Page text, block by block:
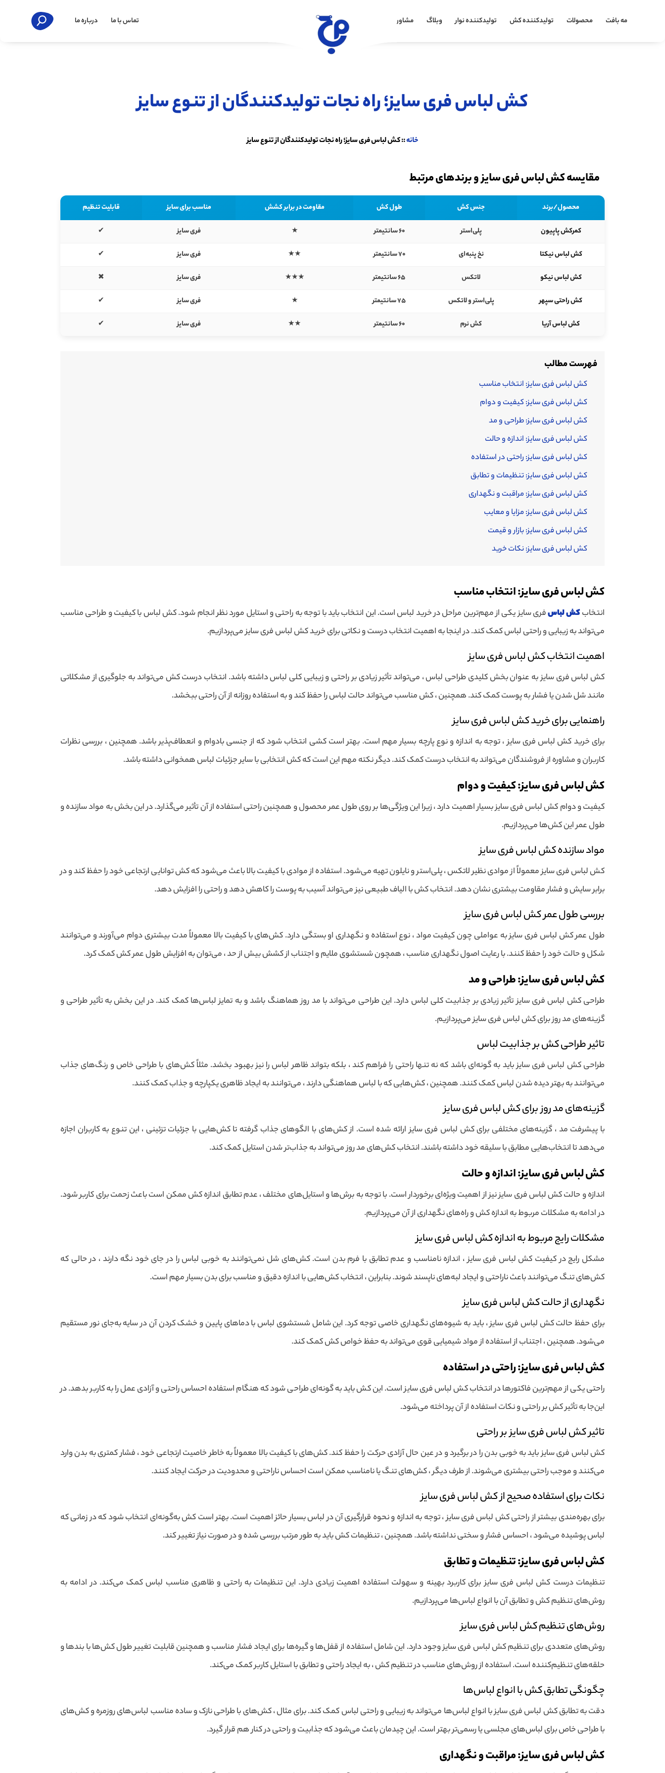
مه بافت محصولات تولیدکننده کش تولیدکننده نوار وبلاگ مشاوره خرید تماس با ما درباره ما
کش لباس فری سایز؛ راه نجات تولیدکنندگان از تنوع سایز
خانه::کش لباس فری سایز؛ راه نجات تولیدکنندگان از تنوع سایز
مقایسه کش لباس فری سایز و برندهای مرتبط
محصول/برند جنس کش طول کش مقاومت در برابر کشش مناسب برای سایز قابلیت تنظیم
کمرکش پاپیون پلی‌استر 60 سانتیمتر ★ فری سایز ✔
کش لباس نیکتا نخ پنبه‌ای 70 سانتیمتر ★★ فری سایز ✔
کش لباس نیکو لاتکس 65 سانتیمتر ★★★ فری سایز ✖
کش راحتی سپهر پلی‌استر و لاتکس 75 سانتیمتر ★ فری سایز ✔
کش لباس آریا کش نرم 60 سانتیمتر ★★ فری سایز ✔
فهرست مطالب
کش لباس فری سایز: انتخاب مناسب
کش لباس فری سایز: کیفیت و دوام
کش لباس فری سایز: طراحی و مد
کش لباس فری سایز: اندازه و حالت
کش لباس فری سایز: راحتی در استفاده
کش لباس فری سایز: تنظیمات و تطابق
کش لباس فری سایز: مراقبت و نگهداری
کش لباس فری سایز: مزایا و معایب
کش لباس فری سایز: بازار و قیمت
کش لباس فری سایز: نکات خرید
کش لباس فری سایز: انتخاب مناسب
انتخابکش لباسفری سایز یکی از مهم‌ترین مراحل در خرید لباس است. این انتخاب باید با توجه به راحتی و استایل مورد نظر انجام شود. کش لباس با کیفیت و طراحی مناسب
می‌تواند به زیبایی و راحتی لباس کمک کند. در اینجا به اهمیت انتخاب درست و نکاتی برای خرید کش لباس فری سایز می‌پردازیم.
اهمیت انتخاب کش لباس فری سایز
کش لباس فری سایز به عنوان بخش کلیدی طراحی لباس ، می‌تواند تأثیر زیادی بر راحتی و زیبایی کلی لباس داشته باشد. انتخاب درست کش می‌تواند به جلوگیری از مشکلاتی
مانند شل شدن یا فشار به پوست کمک کند. همچنین ، کش مناسب می‌تواند حالت لباس را حفظ کند و به استفاده روزانه از آن راحتی ببخشد.
راهنمایی برای خرید کش لباس فری سایز
برای خرید کش لباس فری سایز ، توجه به اندازه و نوع پارچه بسیار مهم است. بهتر است کشی انتخاب شود که از جنسی بادوام و انعطاف‌پذیر باشد. همچنین ، بررسی نظرات
کاربران و مشاوره از فروشندگان می‌تواند به انتخاب درست کمک کند. دیگر نکته مهم این است که کش انتخابی با سایر جزئیات لباس همخوانی داشته باشد.
کش لباس فری سایز: کیفیت و دوام
کیفیت و دوام کش لباس فری سایز بسیار اهمیت دارد ، زیرا این ویژگی‌ها بر روی طول عمر محصول و همچنین راحتی استفاده از آن تأثیر می‌گذارد. در این بخش به مواد سازنده و
طول عمر این کش‌ها می‌پردازیم.
مواد سازنده کش لباس فری سایز
کش لباس فری سایز معمولاً از موادی نظیر لاتکس ، پلی‌استر و نایلون تهیه می‌شود. استفاده از موادی با کیفیت بالا باعث می‌شود که کش توانایی ارتجاعی خود را حفظ کند و در
برابر سایش و فشار مقاومت بیشتری نشان دهد. انتخاب کش با الیاف طبیعی نیز می‌تواند آسیب به پوست را کاهش دهد و راحتی را افزایش دهد.
بررسی طول عمر کش لباس فری سایز
طول عمر کش لباس فری سایز به عواملی چون کیفیت مواد ، نوع استفاده و نگهداری او بستگی دارد. کش‌های با کیفیت بالا معمولاً مدت بیشتری دوام می‌آورند و می‌توانند
شکل و حالت خود را حفظ کنند. با رعایت اصول نگهداری مناسب ، همچون شستشوی ملایم و اجتناب از کشش بیش از حد ، می‌توان به افزایش طول عمر کش کمک کرد.
کش لباس فری سایز: طراحی و مد
طراحی کش لباس فری سایز تأثیر زیادی بر جذابیت کلی لباس دارد. این طراحی می‌تواند با مد روز هماهنگ باشد و به تمایز لباس‌ها کمک کند. در این بخش به تأثیر طراحی و
گزینه‌های مد روز برای کش لباس فری سایز می‌پردازیم.
تاثیر طراحی کش بر جذابیت لباس
طراحی کش لباس فری سایز باید به گونه‌ای باشد که نه تنها راحتی را فراهم کند ، بلکه بتواند ظاهر لباس را نیز بهبود بخشد. مثلاً کش‌های با طراحی خاص و رنگ‌های جذاب
می‌توانند به بهتر دیده شدن لباس کمک کنند. همچنین ، کش‌هایی که با لباس هماهنگی دارند ، می‌توانند به ایجاد ظاهری یکپارچه و جذاب کمک کنند.
گزینه‌های مد روز برای کش لباس فری سایز
با پیشرفت مد ، گزینه‌های مختلفی برای کش لباس فری سایز ارائه شده است. از کش‌های با الگوهای جذاب گرفته تا کش‌هایی با جزئیات تزئینی ، این تنوع به کاربران اجازه
می‌دهد تا انتخاب‌هایی مطابق با سلیقه خود داشته باشند. انتخاب کش‌های مد روز می‌تواند به جذاب‌تر شدن استایل کمک کند.
کش لباس فری سایز: اندازه و حالت
اندازه و حالت کش لباس فری سایز نیز از اهمیت ویژه‌ای برخوردار است. با توجه به برش‌ها و استایل‌های مختلف ، عدم تطابق اندازه کش ممکن است باعث زحمت برای کاربر شود.
در ادامه به مشکلات مربوط به اندازه کش و راه‌های نگهداری از آن می‌پردازیم.
مشکلات رایج مربوط به اندازه کش لباس فری سایز
مشکل رایج در کیفیت کش لباس فری سایز ، اندازه نامناسب و عدم تطابق با فرم بدن است. کش‌های شل نمی‌توانند به خوبی لباس را در جای خود نگه دارند ، در حالی که
کش‌های تنگ می‌توانند باعث ناراحتی و ایجاد لبه‌های ناپسند شوند. بنابراین ، انتخاب کش‌هایی با اندازه دقیق و مناسب برای بدن بسیار مهم است.
نگهداری از حالت کش لباس فری سایز
برای حفظ حالت کش لباس فری سایز ، باید به شیوه‌های نگهداری خاصی توجه کرد. این شامل شستشوی لباس با دماهای پایین و خشک کردن آن در سایه به‌جای نور مستقیم
می‌شود. همچنین ، اجتناب از استفاده از مواد شیمیایی قوی می‌تواند به حفظ خواص کش کمک کند.
کش لباس فری سایز: راحتی در استفاده
راحتی یکی از مهم‌ترین فاکتورها در انتخاب کش لباس فری سایز است. این کش باید به گونه‌ای طراحی شود که هنگام استفاده احساس راحتی و آزادی عمل را به کاربر بدهد. در
این‌جا به تأثیر کش بر راحتی و نکات استفاده از آن پرداخته می‌شود.
تاثیر کش لباس فری سایز بر راحتی
کش لباس فری سایز باید به خوبی بدن را در برگیرد و در عین حال آزادی حرکت را حفظ کند. کش‌های با کیفیت بالا معمولاً به خاطر خاصیت ارتجاعی خود ، فشار کمتری به بدن وارد
می‌کنند و موجب راحتی بیشتری می‌شوند. از طرف دیگر ، کش‌های تنگ یا نامناسب ممکن است احساس ناراحتی و محدودیت در حرکت ایجاد کنند.
نکات برای استفاده صحیح از کش لباس فری سایز
برای بهره‌مندی بیشتر از راحتی کش لباس فری سایز ، توجه به اندازه و نحوه قرارگیری آن در لباس بسیار حائز اهمیت است. بهتر است کش به‌گونه‌ای انتخاب شود که در زمانی که
لباس پوشیده می‌شود ، احساس فشار و سختی نداشته باشد. همچنین ، تنظیمات کش باید به طور مرتب بررسی شده و در صورت نیاز تغییر کند.
کش لباس فری سایز: تنظیمات و تطابق
تنظیمات درست کش لباس فری سایز برای کاربرد بهینه و سهولت استفاده اهمیت زیادی دارد. این تنظیمات به راحتی و ظاهری مناسب لباس کمک می‌کند. در ادامه به
روش‌های تنظیم کش و تطابق آن با انواع لباس‌ها می‌پردازیم.
روش‌های تنظیم کش لباس فری سایز
روش‌های متعددی برای تنظیم کش لباس فری سایز وجود دارد. این شامل استفاده از قفل‌ها و گیره‌ها برای ایجاد فشار مناسب و همچنین قابلیت تغییر طول کش‌ها با بندها و
حلقه‌های تنظیم‌کننده است. استفاده از روش‌های مناسب در تنظیم کش ، به ایجاد راحتی و تطابق با استایل کاربر کمک می‌کند.
چگونگی تطابق کش با انواع لباس‌ها
دقت به تطابق کش لباس فری سایز با انواع لباس‌ها می‌تواند به زیبایی و راحتی لباس کمک کند. برای مثال ، کش‌های با طراحی نازک و ساده مناسب لباس‌های روزمره و کش‌های
با طراحی خاص برای لباس‌های مجلسی یا رسمی‌تر بهتر است. این چیدمان باعث می‌شود که جذابیت و راحتی در کنار هم قرار گیرد.
کش لباس فری سایز: مراقبت و نگهداری